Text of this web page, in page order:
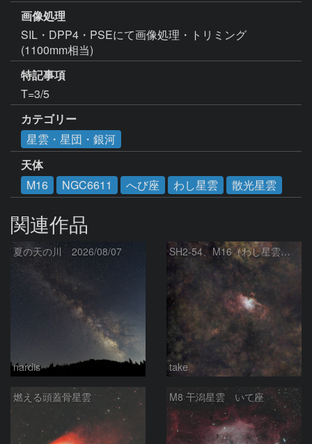
画像処理
SIL・DPP4・PSEにて画像処理・トリミング
(1100mm相当)
特記事項
カテゴリー
星雲・星団・銀河
天体
M16
NGC6611 へび座 わし星雲 散光星雲
関連作品
夏の天の川 2026/08/07
nardis
SH2‑54、M16（わし星雲）、M17（オメガ星雲）
take
燃える頭蓋骨星雲 M8 干潟星雲 いて座